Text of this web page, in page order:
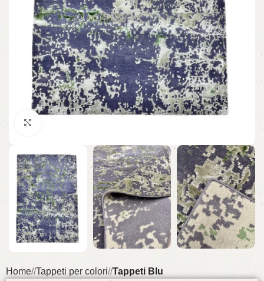
Home/ Tappeti per colori/ Tappeti Blu